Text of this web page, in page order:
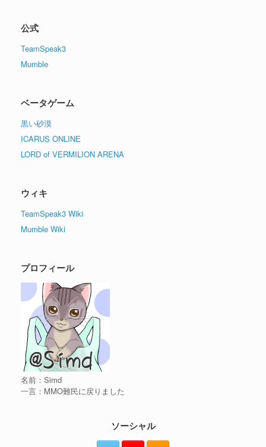
公式
TeamSpeak3
Mumble
ベータゲーム
黒い砂漠
ICARUS ONLINE
LORD of VERMILION ARENA
ウィキ
TeamSpeak3 Wiki
Mumble Wiki
プロフィール
名前：Simd
一言：MMO難民に戻りました
ソーシャル